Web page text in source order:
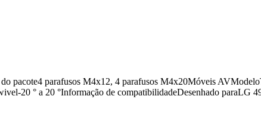
pacote4 parafusos M4x12, 4 parafusos M4x20Móveis
20 ° a 20 °Informação de compatibilidadeDesenhado paraLG